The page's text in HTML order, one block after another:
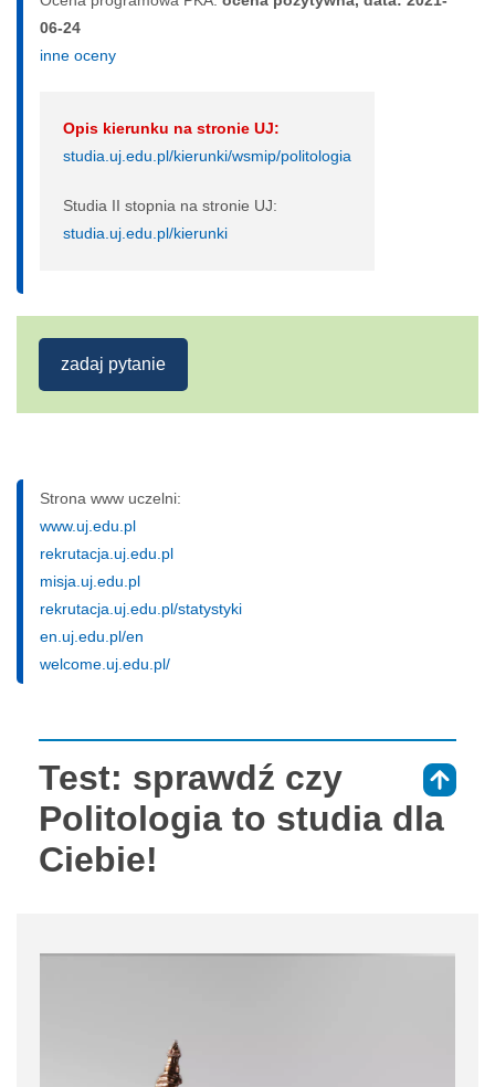
06-24
inne oceny
Opis kierunku na stronie UJ:
studia.uj.edu.pl/kierunki/wsmip/politologia
Studia II stopnia na stronie UJ:
studia.uj.edu.pl/kierunki
zadaj pytanie
Strona www uczelni:
www.uj.edu.pl
rekrutacja.uj.edu.pl
misja.uj.edu.pl
rekrutacja.uj.edu.pl/statystyki
en.uj.edu.pl/en
welcome.uj.edu.pl/
Test: sprawdź czy
Politologia to studia dla
Ciebie!